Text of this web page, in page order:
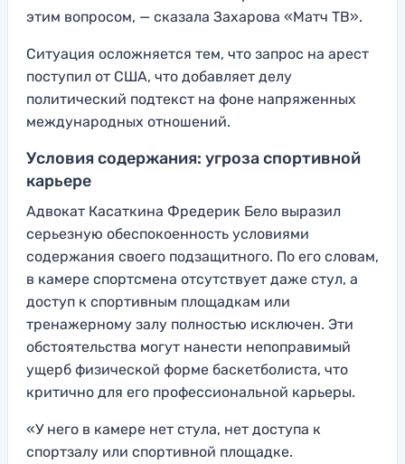
этим вопросом, — сказала Захарова «Матч ТВ».
Ситуация осложняется тем, что запрос на арест
поступил от США, что добавляет делу
политический подтекст на фоне напряженных
международных отношений.
Условия содержания: угроза спортивной
карьере
Адвокат Касаткина Фредерик Бело выразил
серьезную обеспокоенность условиями
содержания своего подзащитного. По его словам,
в камере спортсмена отсутствует даже стул, а
доступ к спортивным площадкам или
тренажерному залу полностью исключен. Эти
обстоятельства могут нанести непоправимый
ущерб физической форме баскетболиста, что
критично для его профессиональной карьеры.
«У него в камере нет стула, нет доступа к
спортзалу или спортивной площадке.